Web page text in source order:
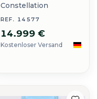
Constellation
REF. 14577
14.999 €
Kostenloser Versand